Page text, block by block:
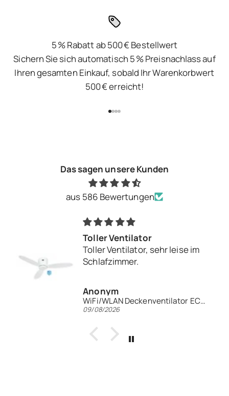
5 % Rabatt ab 500 € Bestellwert
Sichern Sie sich automatisch 5 % Preisnachlass auf
Ihren gesamten Einkauf, sobald Ihr Warenkorbwert
500 € erreicht!
Das sagen unsere Kunden
aus 586 Bewertungen
Toller Ventilator
Toller Ventilator, sehr leise im
Schlafzimmer.
Anonym
WiFi/WLAN Deckenventilator ECO PLANO II 132 WiFi
09/08/2026